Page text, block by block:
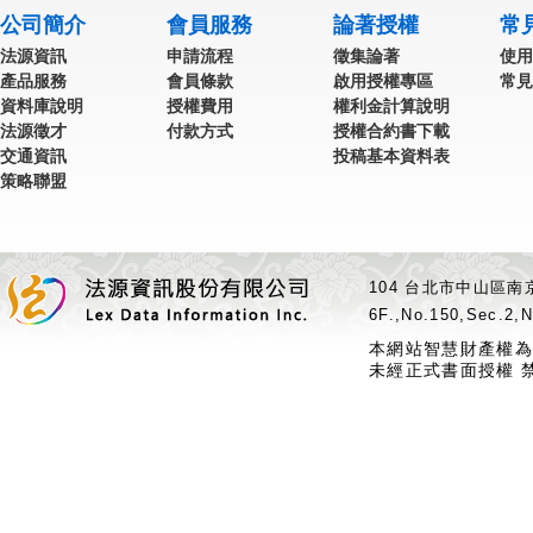
公司簡介
法源資訊
產品服務
資料庫說明
法源徵才
交通資訊
策略聯盟
會員服務
申請流程
會員條款
授權費用
付款方式
論著授權
徵集論著
啟用授權專區
權利金計算說明
授權合約書下載
投稿基本資料表
常
使
常
104 台北市中山區
本網站智慧財產權
未經正式書面授權